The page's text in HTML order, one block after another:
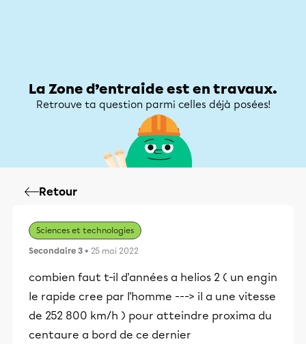
La Zone d’entraide est en travaux.
Retrouve ta question parmi celles déjà posées!
Retour
Sciences et technologies
Secondaire 3 • 25 mai 2022
combien faut t-il d'années a helios 2 ( un engin
le rapide cree par l'homme ---> il a une vitesse
de 252 800 km/h ) pour atteindre proxima du
centaure a bord de ce dernier